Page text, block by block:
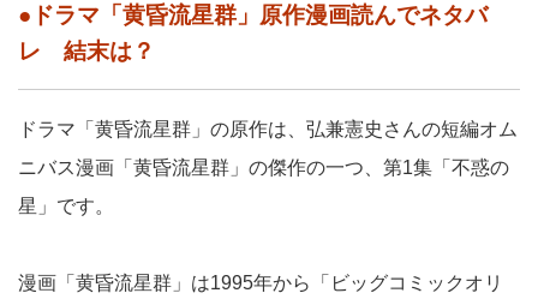
●ドラマ「黄昏流星群」原作漫画読んでネタバ
レ 結末は？
ドラマ「黄昏流星群」の原作は、弘兼憲史さんの短編オム
ニバス漫画「黄昏流星群」の傑作の一つ、第1集「不惑の
星」です。
漫画「黄昏流星群」は1995年から「ビッグコミックオリ